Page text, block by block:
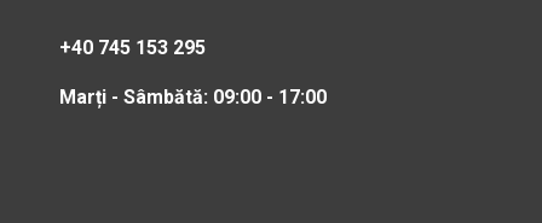
+40 745 153 295
Marți - Sâmbătă: 09:00 - 17:00